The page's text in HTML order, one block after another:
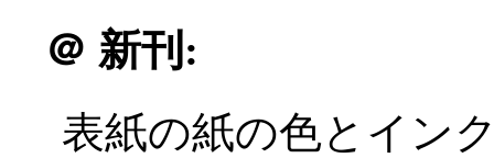
＠ 新刊:
表紙の紙の色とイン